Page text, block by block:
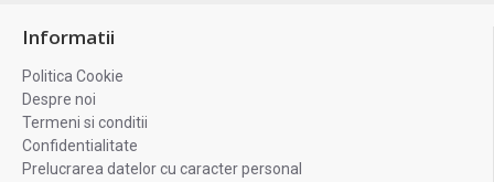
Informatii
Politica Cookie
Despre noi
Termeni si conditii
Confidentialitate
Prelucrarea datelor cu caracter personal